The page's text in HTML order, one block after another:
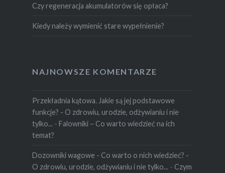
Czy regeneracja akumulatorów się opłaca?
Kiedy należy wymienić stare wypełnienie?
NAJNOWSZE KOMENTARZE
Przekładnia kątowa. Jakie są jej podstawowe
funkcje? - O zdrowiu, urodzie, odżywianiu i nie
tylko... - Falowniki – Co warto wiedzieć na ich
temat?
Dozowniki wagowe - Co warto o nich wiedzieć? -
O zdrowiu, urodzie, odżywianiu i nie tylko... - Czym